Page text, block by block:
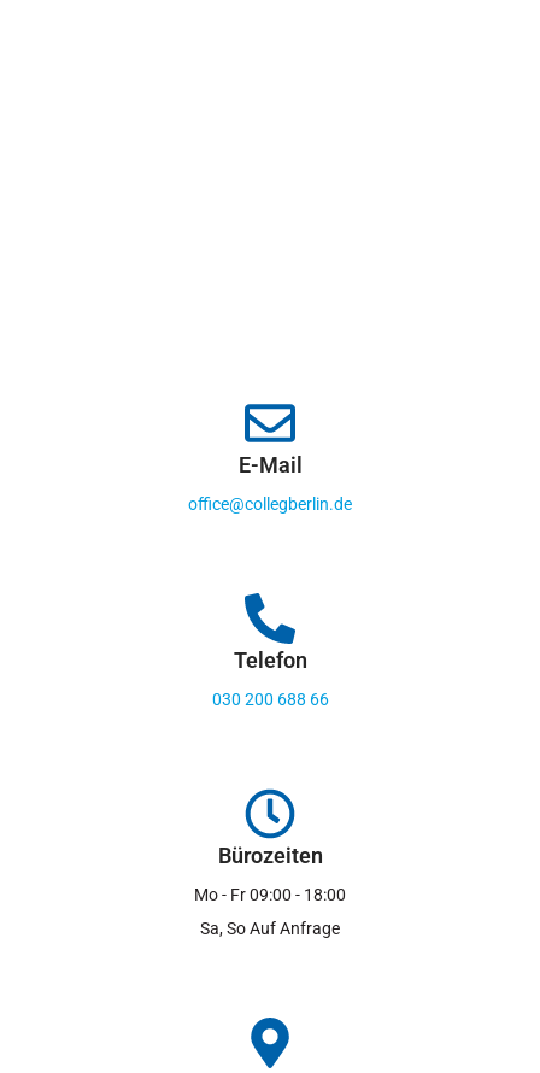
E-Mail
office@collegberlin.de
Telefon
030 200 688 66
Bürozeiten
Mo - Fr 09:00 - 18:00
Sa, So Auf Anfrage